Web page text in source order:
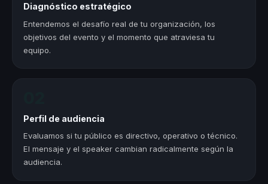
Diagnóstico estratégico
Entendemos el desafío real de tu organización, los
objetivos del evento y el momento que atraviesa tu
equipo.
Perfil de audiencia
Evaluamos si tu público es directivo, operativo o técnico.
El mensaje y el speaker cambian radicalmente según la
audiencia.